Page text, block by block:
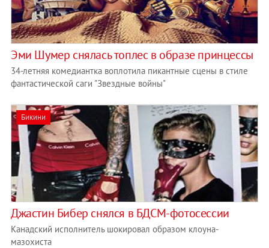
Эми Шумер снялась топлес в образе принцессы
34-летняя комедиантка воплотила пикантные сцены в стиле
фантастической саги "Звездные войны"
Бикини
Джастин Бибер снялся в БДСМ-фотосессии
Канадский исполнитель шокировал образом клоуна-
мазохиста